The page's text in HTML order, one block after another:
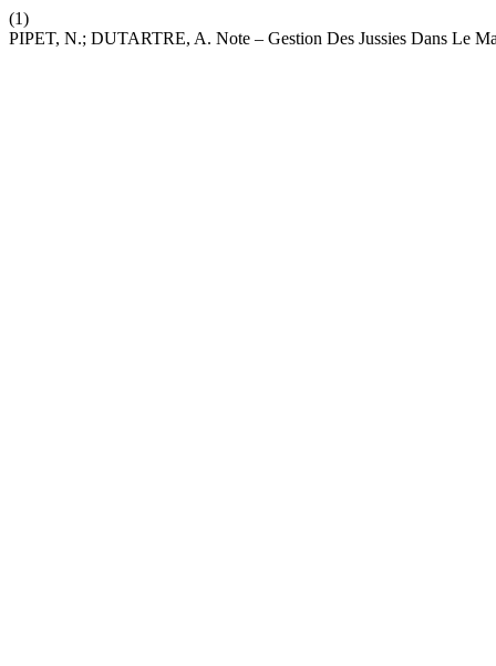
(1)
PIPET, N.; DUTARTRE, A. Note – Gestion Des Jussies Dans Le